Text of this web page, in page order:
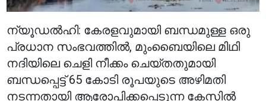
ന്യൂഡൽഹി: കേരളവുമായി ബന്ധമുള്ള ഒരു
പ്രധാന സംഭവത്തിൽ, മുംബൈയിലെ മിഥി
നദിയിലെ ചെളി നീക്കം ചെയ്തതുമായി
ബന്ധപ്പെട്ട് 65 കോടി രൂപയുടെ അഴിമതി
നടന്നതായി ആരോപിക്കപ്പെടുന്ന കേസിൽ